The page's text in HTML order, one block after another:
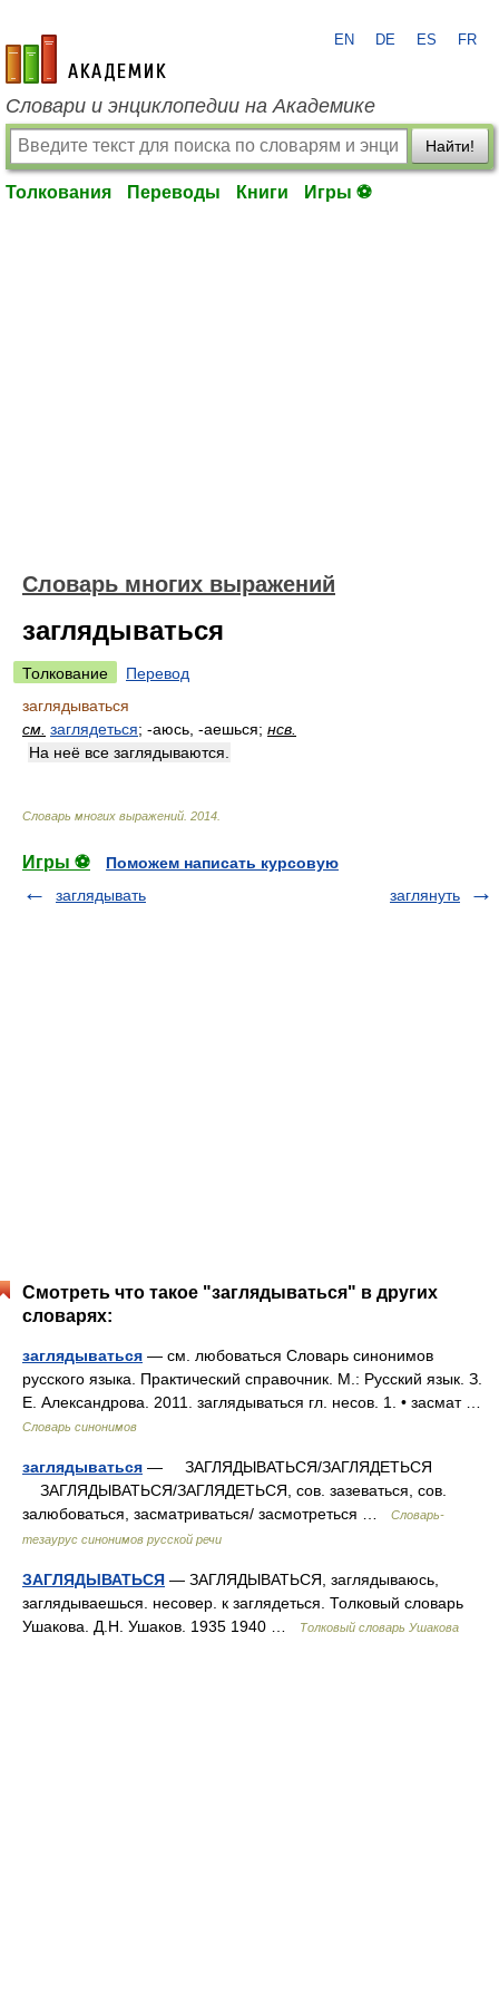
academic.ru
EN DE ES FR
Словари и энциклопедии на Академике
Найти!
Толкования Переводы Книги Игры ⚽
Словарь многих выражений
заглядываться
Толкование
Перевод
заглядываться
см. заглядеться; -аюсь, -аешься; нсв.
На неё все заглядываются.
Словарь многих выражений 2014
Игры ⚽
Поможем написать курсовую
заглядывать
заглянуть
Смотреть что такое "заглядываться" в других
словарях:
заглядываться — см. любоваться Словарь синонимов
русского языка. Практический справочник. М.: Русский язык. З.
Е. Александрова. 2011. заглядываться гл. несов. 1. • засмат …
Словарь синонимов
заглядываться — ЗАГЛЯДЫВАТЬСЯ/ЗАГЛЯДЕТЬСЯ
ЗАГЛЯДЫВАТЬСЯ/ЗАГЛЯДЕТЬСЯ, сов. зазеваться, сов.
залюбоваться, засматриваться/ засмотреться …
Словарь-
тезаурус синонимов русской речи
ЗАГЛЯДЫВАТЬСЯ — ЗАГЛЯДЫВАТЬСЯ, заглядываюсь,
заглядываешься. несовер. к заглядеться. Толковый словарь
Ушакова. Д.Н. Ушаков. 1935 1940 …
Толковый словарь Ушакова